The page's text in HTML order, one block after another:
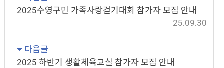
2025수영구민 가족사랑걷기대회 참가자 모집 안내
25.09.30
다음글
2025 하반기 생활체육교실 참가자 모집 안내